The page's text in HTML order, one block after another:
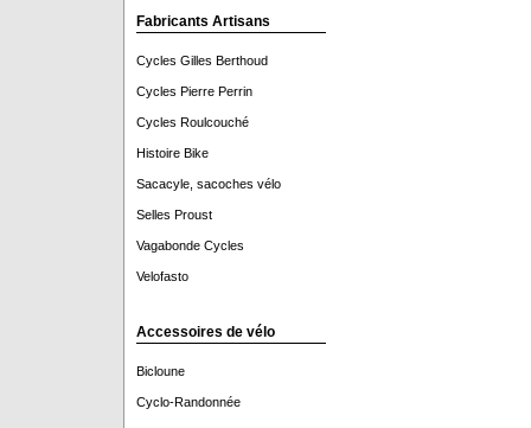
Fabricants Artisans
Cycles Gilles Berthoud
Cycles Pierre Perrin
Cycles Roulcouché
Histoire Bike
Sacacyle, sacoches vélo
Selles Proust
Vagabonde Cycles
Velofasto
Accessoires de vélo
Bicloune
Cyclo-Randonnée